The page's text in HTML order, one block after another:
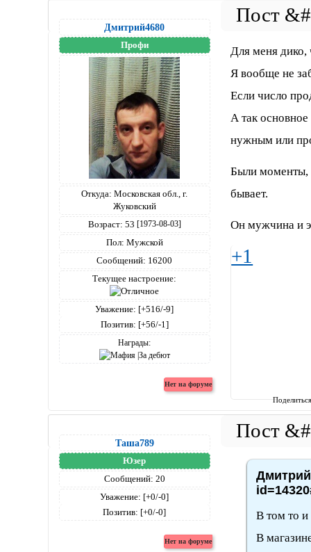
Дмитрий4680
Профи
Откуда: Московская обл., г.
Жуковский
Возраст: 53 [1973-08-03]
Пол: Мужской
Сообщений: 16200
Текущее настроение:
Уважение: [+516/-9]
Позитив: [+56/-1]
Награды:
Для меня дико,
Я вообще не
Если число
А так
нужным или
Были моменты,
бывает.
Он мужчина и
+1
Таша789
Юзер
Сообщений: 20
Уважение: [+0/-0]
Позитив: [+0/-0]
В том то и
В